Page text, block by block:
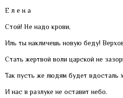
Е л е н а
Стой! Не надо крови,
Иль ты накличешь новую беду!
Стать жертвой воли царской не
Так пусть же людям будет вдосталь
И нас в разлуке не оставит небо.